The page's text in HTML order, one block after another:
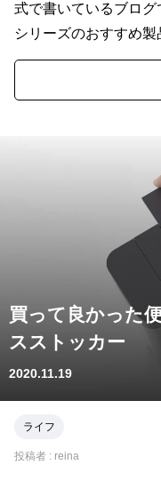
式で書いているブロ
シリーズのおすすめ製
買って良かった
スストッカー
2020.11.19
ライフ
投稿者 : reina